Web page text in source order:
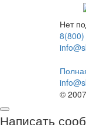
Нет
©
Написать